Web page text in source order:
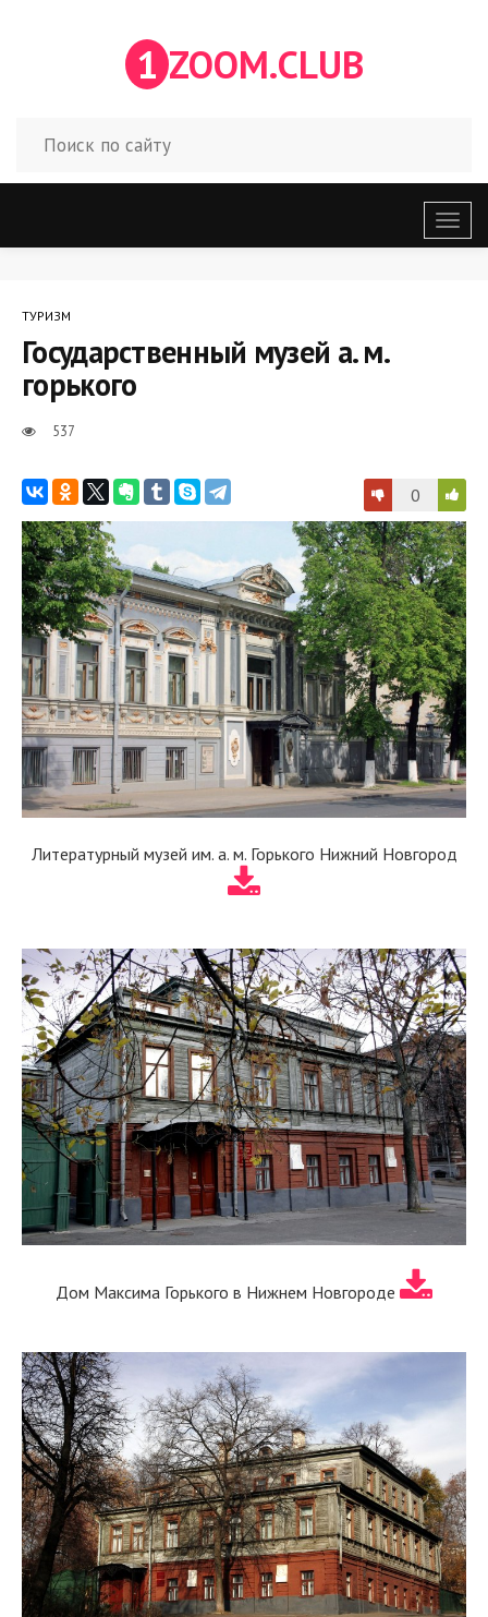
1 ZOOM.CLUB
меню
ТУРИЗМ
Государственный музей а. м.
горького
537
0
Литературный музей им. а. м. Горького Нижний Новгород
Дом Максима Горького в Нижнем Новгороде